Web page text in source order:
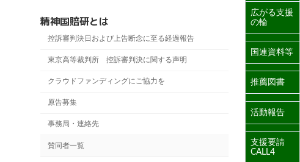
精神国賠研とは
控訴審判決日および上告断念に至る経過報告
東京高等裁判所 控訴審判決に関する声明
クラウドファンディングにご協力を
原告募集
事務局・連絡先
賛同者一覧
広がる支援
の輪
国連資料等
推薦図書
活動報告
支援要請
CALL4